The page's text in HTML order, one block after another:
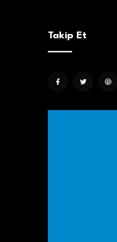
Takip Et